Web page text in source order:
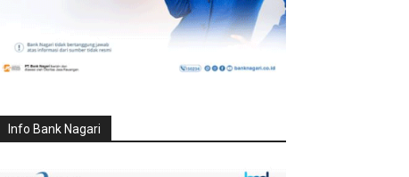
Info Bank Nagari